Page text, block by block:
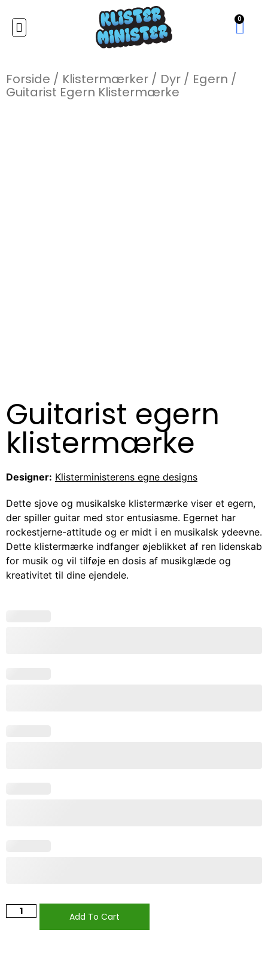
0
Forside / Klistermærker / Dyr / Egern /
Guitarist Egern Klistermærke
Guitarist egern
klistermærke
Designer: Klisterministerens egne designs
Dette sjove og musikalske klistermærke viser et egern,
der spiller guitar med stor entusiasme. Egernet har
rockestjerne-attitude og er midt i en musikalsk ydeevne.
Dette klistermærke indfanger øjeblikket af ren lidenskab
for musik og vil tilføje en dosis af musikglæde og
kreativitet til dine ejendele.
Add To Cart